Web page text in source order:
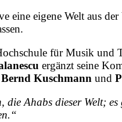
eine eigene Welt aus
für Musik und
ergänzt seine
Bernd Kuschmann und
die Ahabs dieser Welt;